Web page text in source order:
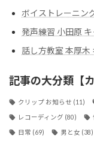
ボイストレーニン
発声練習 小田原
話し方教室 本厚木
記事の大分類【
クリップ お知らせ (11)
レコーディング (80)
日常 (69) 男と女 (38)